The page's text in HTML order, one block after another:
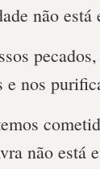
não está
e nos
não está